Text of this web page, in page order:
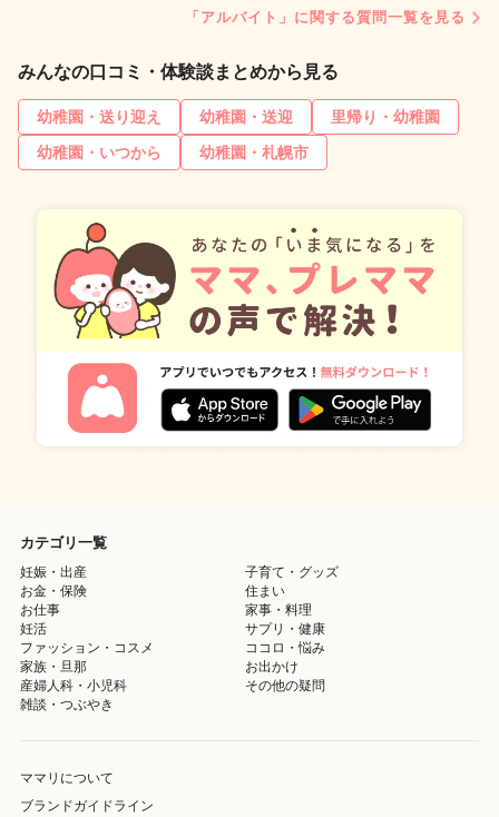
「アルバイト」に関する質問一覧を見る
みんなの口コミ・体験談まとめから見る
幼稚園・送り迎え 幼稚園・送迎
里帰り・幼稚園
幼稚園・いつから
幼稚園・札幌市
カテゴリ一覧
妊娠・出産
子育て・グッズ
お金・保険
住まい
お仕事
家事・料理
妊活
サプリ・健康
ファッション・コスメ
ココロ・悩み
家族・旦那
お出かけ
産婦人科・小児科
その他の疑問
雑談・つぶやき
ママリについて
ブランドガイドライン